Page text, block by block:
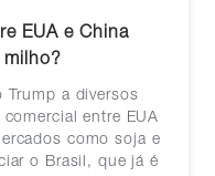
EUA e China
milho?
Trump a diversos
entre EUA
como soja e
o Brasil, que já é